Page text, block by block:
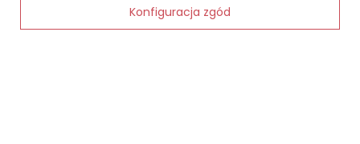
Dodaj do koszyka
Chcę zareklamować produkt
Chcę zwrócić produkt
Konfiguracja zgód